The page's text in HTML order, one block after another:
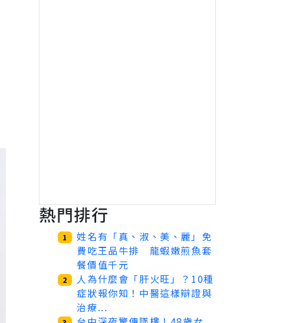
熱門排行
1
姓名有「真、淑、美、麗」免
費吃王品牛排 龍蝦嫩煎魚套
餐價值千元
2
人為什麼會「肝火旺」？10種
症狀報你知！中醫這樣辯證與
治療...